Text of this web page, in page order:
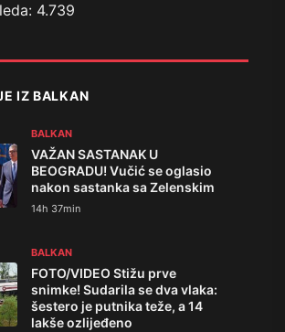
4.739
IZ BALKAN
BALKAN
VAŽAN SASTANAK U
BEOGRADU! Vučić se oglasio
nakon sastanka sa Zelenskim
14h 37min
BALKAN
FOTO/VIDEO Stižu prve
snimke! Sudarila se dva vlaka:
šestero je putnika teže, a 14
lakše ozlijeđeno